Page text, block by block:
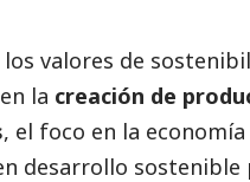
valores de
la creación de
, el foco en la
desarrollo sostenible